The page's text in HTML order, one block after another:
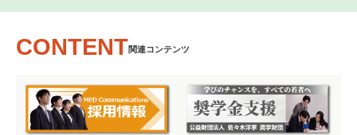
CONTENT関連コンテンツ